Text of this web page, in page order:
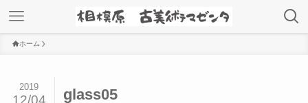
ホーム
glass05
2019